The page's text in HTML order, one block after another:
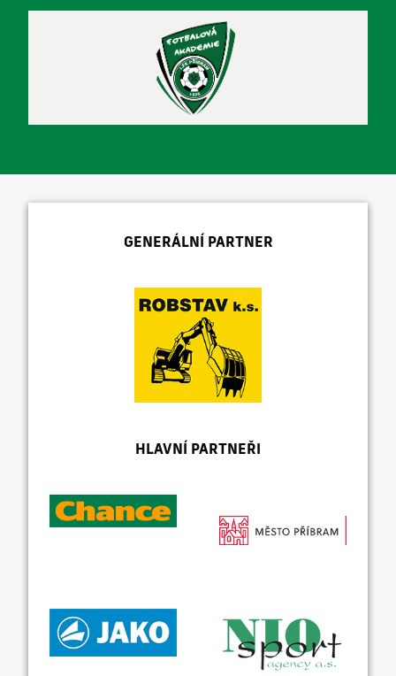
GENERÁLNÍ PARTNER
HLAVNÍ PARTNEŘI